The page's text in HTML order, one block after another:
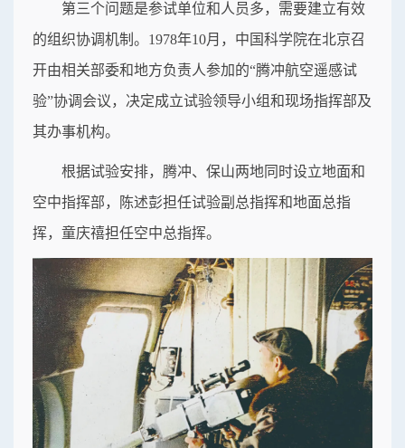
第三个问题是参试单位和人员多，需要建立有效
的组织协调机制。1978年10月，中国科学院在北京召
开由相关部委和地方负责人参加的“腾冲航空遥感试
验”协调会议，决定成立试验领导小组和现场指挥部及
其办事机构。
根据试验安排，腾冲、保山两地同时设立地面和
空中指挥部，陈述彭担任试验副总指挥和地面总指
挥，童庆禧担任空中总指挥。